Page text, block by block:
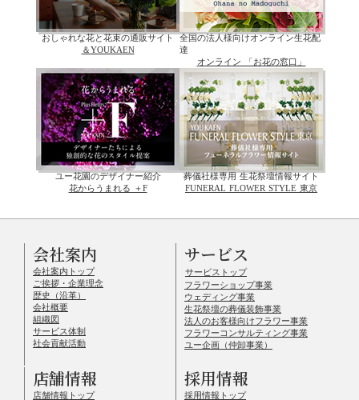
おしゃれな花と花束の通販サイト
＆YOUKAEN
全国の法人様向けオンライン生花配
達
オンライン 「お花の窓口」
ユー花園のデザイナー紹介
花からうまれる ＋F
葬儀社様専用 生花祭壇情報サイト
FUNERAL FLOWER STYLE 東京
会社案内
会社案内トップ
ご挨拶・企業理念
歴史（沿革）
会社概要
組織図
サービス体制
社会貢献活動
サービス
サービストップ
フラワーショップ事業
ウェディング事業
生花祭壇の葬儀装飾事業
法人のお客様向けフラワー事業
フラワーコンサルティング事業
ユー企画（仲卸事業）
店舗情報
店舗情報トップ
採用情報
採用情報トップ